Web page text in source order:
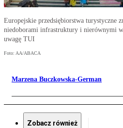
Europejskie przedsiębiorstwa turystyczne
niedoborami infrastruktury i nierównymi
uwagę TUI
Foto: AA/ABACA
Marzena Buczkowska-German
Zobacz również